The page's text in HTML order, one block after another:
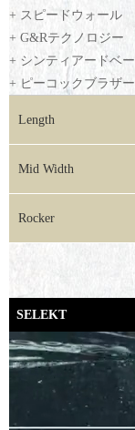
+ スピードウォール
+ G&Rテクノロジー
+ シンティアードベ
+ ピーコックブラザ
Length
Mid Width
Rocker
SELEKT